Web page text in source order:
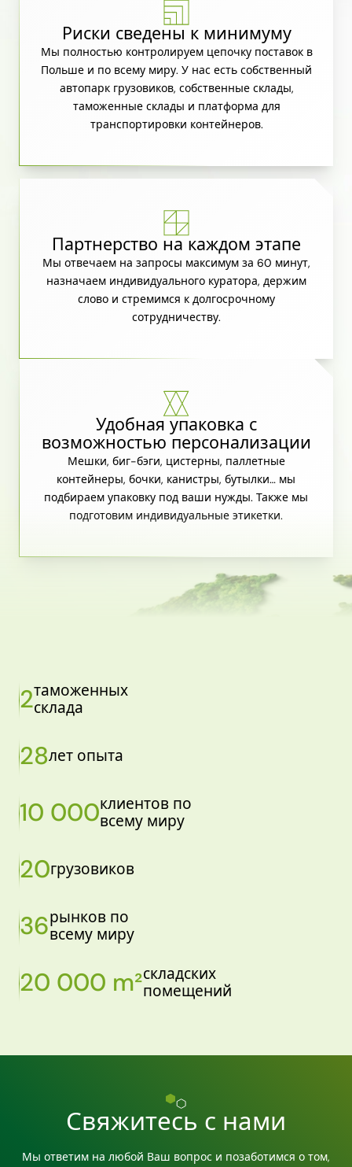
Риски сведены к минимуму
Мы полностью контролируем цепочку поставок в
Польше и по всему миру. У нас есть собственный
автопарк грузовиков, собственные склады,
таможенные склады и платформа для
транспортировки контейнеров.
Партнерство на каждом этапе
Мы отвечаем на запросы максимум за 60 минут,
назначаем индивидуального куратора, держим
слово и стремимся к долгосрочному
сотрудничеству.
Удобная упаковка с
возможностью персонализации
Мешки, биг-бэги, цистерны, паллетные
контейнеры, бочки, канистры, бутылки… мы
подбираем упаковку под ваши нужды. Также мы
подготовим индивидуальные этикетки.
2таможенных
склада
28лет опыта
10 000клиентов по
всему миру
20грузовиков
36рынков по
всему миру
20 000 m²складских
помещений
Свяжитесь с нами
Мы ответим на любой Ваш вопрос и позаботимся о том,